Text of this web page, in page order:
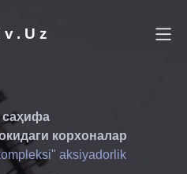
корхоналар
aksiyadorlik